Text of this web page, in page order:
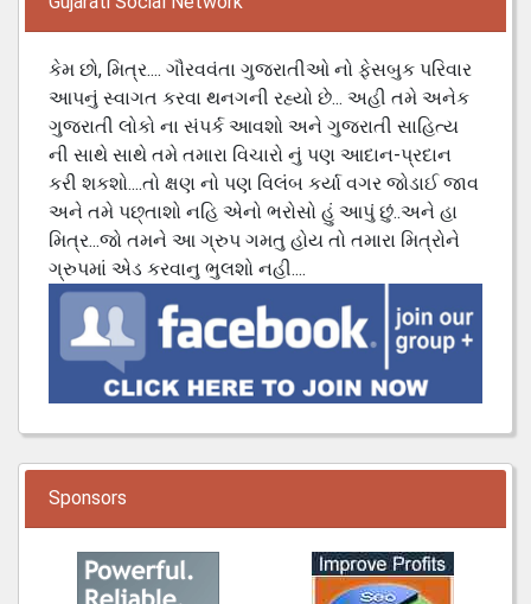
કેમ છો, મિત્ર.... ગૌરવવંતા ગુજરાતીઓ નો ફેસબુક પરિવાર
આપનું સ્વાગત કરવા થનગની રહ્યો છે... અહી તમે અનેક
ગુજરાતી લોકો ના સંપર્ક આવશો અને ગુજરાતી સાહિત્ય
ની સાથે સાથે તમે તમારા વિચારો નું પણ આદાન-પ્રદાન
કરી શકશો....તો ક્ષણ નો પણ વિલંબ કર્યા વગર જોડાઈ જાવ
અને તમે પછ્તાશો નહિ એનો ભરોસો હું આપું છું..અને હા
મિત્ર...જો તમને આ ગ્રુપ ગમતુ હોય તો તમારા મિત્રોને
ગ્રુપમાં એડ કરવાનુ ભુલશો નહી....
Sponsors